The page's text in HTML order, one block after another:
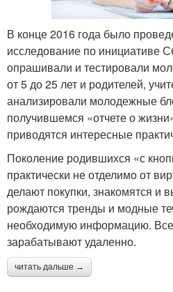
В конце 2016 года было
исследование по инициативе
опрашивали и тестировали
от 5 до 25 лет и родителей,
анализировали молодежные
получившемся «отчете о
приводятся интересные
Поколение родившихся «с
практически не отделимо от
делают покупки, знакомятся и
рождаются тренды и модные
необходимую информацию.
зарабатывают удаленно.
читать дальше →